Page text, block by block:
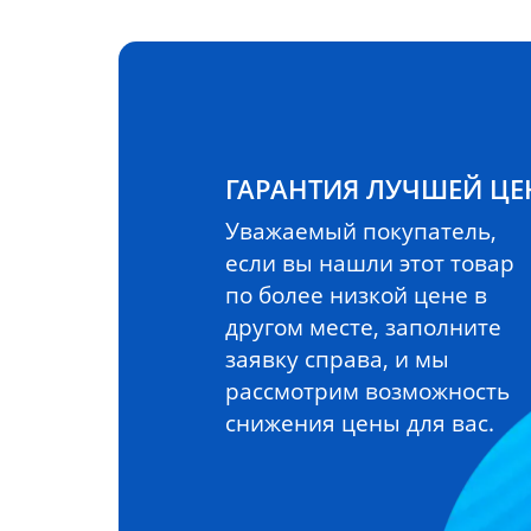
ГАРАНТИЯ ЛУЧШЕЙ
Уважаемый покупатель,
если вы нашли этот товар
по более низкой цене в
другом месте, заполните
заявку справа, и мы
рассмотрим возможность
снижения цены для вас.